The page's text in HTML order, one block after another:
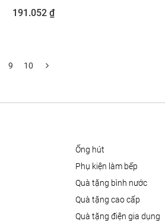
191.052 ₫
9 10
ống hút
phụ kiện làm bếp
quà tặng bình nước
quà tặng cao cấp
quà tặng điện gia dụng